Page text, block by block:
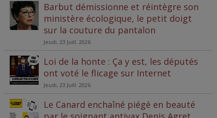
Barbut démissionne et réintègre son
ministère écologique, le petit doigt
sur la couture du pantalon
Jeudi, 23 Juill. 2026
Loi de la honte : Ça y est, les députés
ont voté le flicage sur Internet
Jeudi, 23 Juill. 2026
Le Canard enchaîné piégé en beauté